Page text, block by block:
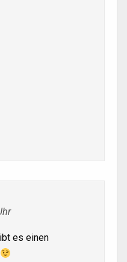
es einen